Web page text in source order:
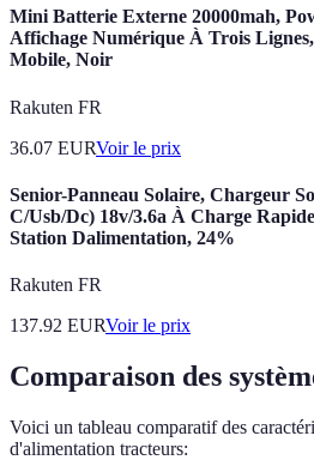
Mini Batterie Externe 20000mah,
Affichage Numérique À Trois
Mobile, Noir
Rakuten FR
36.07 EURVoir le prix
Senior-Panneau Solaire, Chargeur
C/Usb/Dc) 18v/3.6a À Charge
Station Dalimentation, 24%
Rakuten FR
137.92 EURVoir le prix
Comparaison des
Voici un tableau comparatif des
d'alimentation tracteurs: